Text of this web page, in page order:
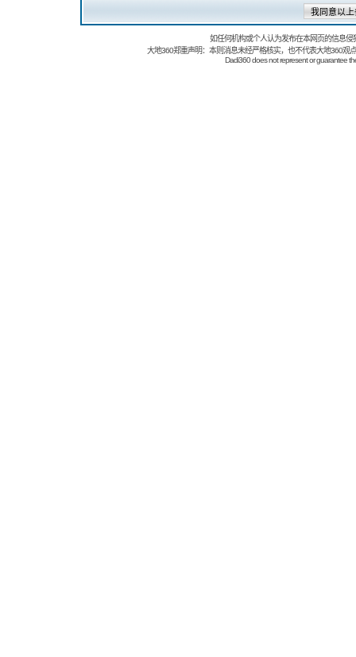
如任何机构或个人认为发布在本网页的信息
大地360郑重声明：本则消息未经严格核实，也不代表大地360观
Dadi360 does not represent or guarantee